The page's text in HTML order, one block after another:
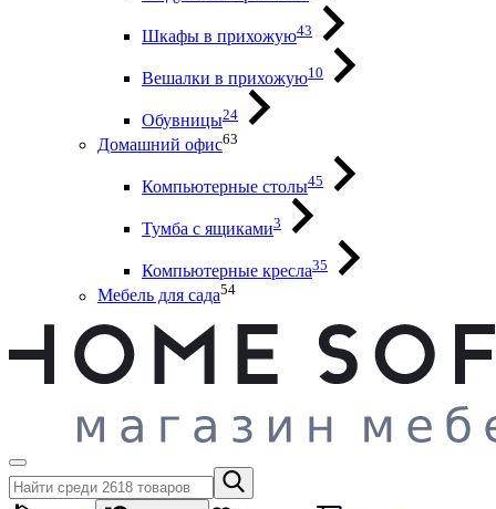
Шкафы в прихожую43
Вешалки в прихожую10
Обувницы24
Домашний офис63
Компьютерные столы45
Тумба с ящиками3
Компьютерные кресла35
Мебель для сада54